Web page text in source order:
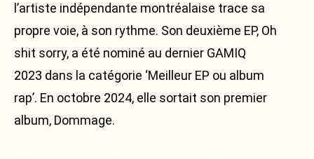
l’artiste indépendante montréalaise trace sa
propre voie, à son rythme. Son deuxième EP, Oh
shit sorry, a été nominé au dernier GAMIQ
2023 dans la catégorie ‘Meilleur EP ou album
rap’. En octobre 2024, elle sortait son premier
album, Dommage.